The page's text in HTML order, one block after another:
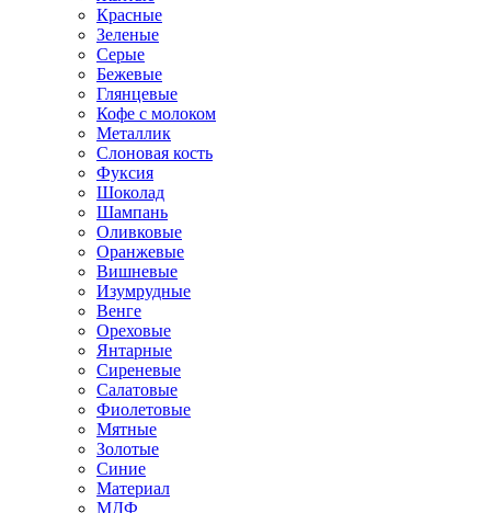
Красные
Зеленые
Серые
Бежевые
Глянцевые
Кофе с молоком
Металлик
Слоновая кость
Фуксия
Шоколад
Шампань
Оливковые
Оранжевые
Вишневые
Изумрудные
Венге
Ореховые
Янтарные
Сиреневые
Салатовые
Фиолетовые
Мятные
Золотые
Синие
Материал
МДФ